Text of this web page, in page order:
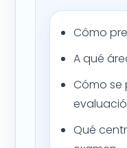
Cómo
A qué
Cómo se
Qué